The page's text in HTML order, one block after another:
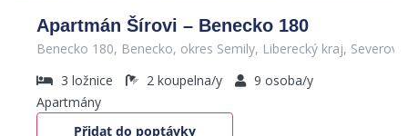
Apartmán Šírovi – Benecko 180
Benecko 180, Benecko, okres Semily, Liberecký kraj,
3 ložnice 2 koupelna/y 9 osoba/y
Apartmány
Přidat do poptávky